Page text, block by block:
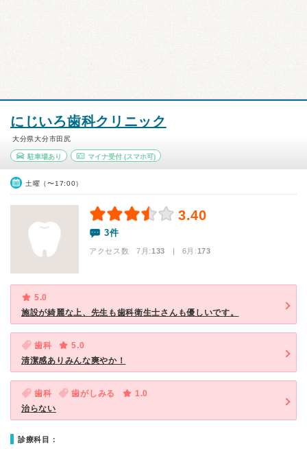
にじいろ歯科クリニック
大分県大分市田尻
駐車場あり マイナ受付(スマホ可)
土曜（〜17:00）
3.40
3件
アクセス数 7月:133 | 6月:173
5.0
施設が綺麗な上、先生も歯科衛生士さんも優しいです。
歯科
5.0
清潔感ありみんな爽やか！
歯科 歯がしみる
1.0
治らない
診療科目：